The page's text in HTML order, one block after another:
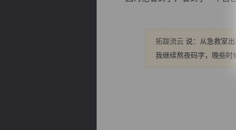
拓跋流云 说：从急救室
我继续熬夜码字，晚些时